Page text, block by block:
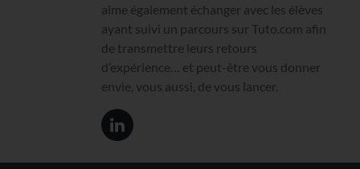
aime également échanger avec les élèves
ayant suivi un parcours sur Tuto.com afin
de transmettre leurs retours
d’expérience… et peut-être vous donner
envie, vous aussi, de vous lancer.